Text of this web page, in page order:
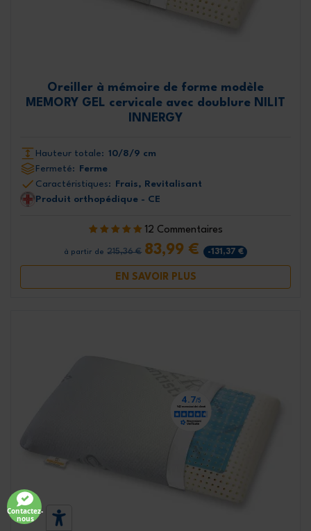
Oreiller à mémoire de forme modèle
MEMORY GEL cervicale avec doublure NILIT
INNERGY
Hauteur totale: 10/8/9 cm
Fermeté:
Ferme
Caractéristiques:
Frais, Revitalisant
Produit orthopédique - CE
12 Commentaires
à partir de 215,36 € 83,99 € -131,37 €
EN SAVOIR PLUS
Contactez-
nous